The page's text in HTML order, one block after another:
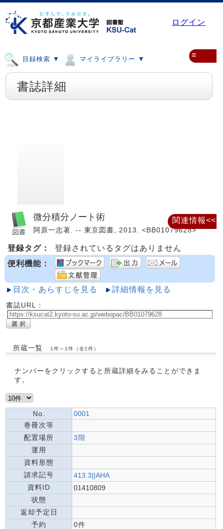
ログイン
目録検索 ▼ マイライブラリー ▼ ≡
書誌詳細
微分積分ノート術
阿原一志著. -- 東京図書, 2013. <BB01079628>
登録タグ：
登録されているタグはありません
便利機能：
目次・あらすじを見る 詳細情報を見る
書誌URL：
所蔵一覧 1件～1件（全1件）
ナンバーをクリックすると所蔵詳細をみることができま
す。
No.
0001
巻冊次等
配置場所
3階
運用
資料形態
請求記号
413.3||AHA
資料ID
01410809
状態
返却予定日
予約
0件
関連情報<<